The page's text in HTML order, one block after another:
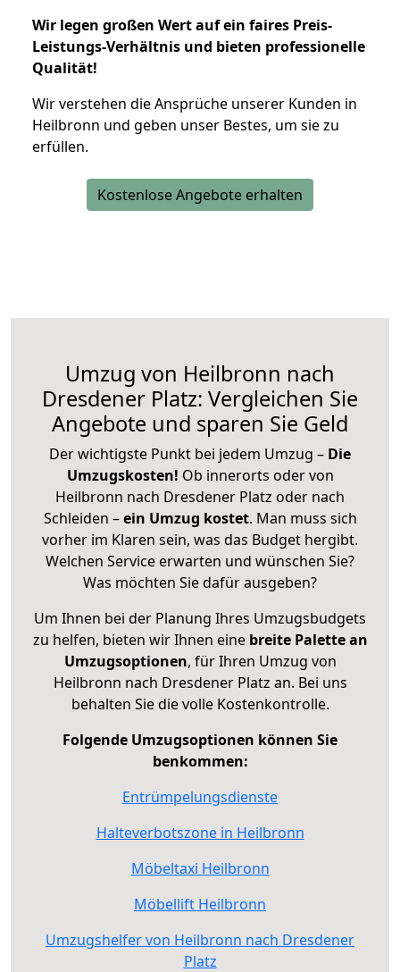
Wir legen großen Wert auf ein faires Preis-
Leistungs-Verhältnis und bieten professionelle
Qualität!
Wir verstehen die Ansprüche unserer Kunden in
Heilbronn und geben unser Bestes, um sie zu
erfüllen.
Kostenlose Angebote erhalten
Umzug von Heilbronn nach
Dresdener Platz: Vergleichen Sie
Angebote und sparen Sie Geld
Der wichtigste Punkt bei jedem Umzug – Die
Umzugskosten! Ob innerorts oder von
Heilbronn nach Dresdener Platz oder nach
Schleiden –ein Umzug kostet. Man muss sich
vorher im Klaren sein, was das Budget hergibt.
Welchen Service erwarten und wünschen Sie?
Was möchten Sie dafür ausgeben?
Um Ihnen bei der Planung Ihres Umzugsbudgets
zu helfen, bieten wir Ihnen eine breite Palette an
Umzugsoptionen, für Ihren Umzug von
Heilbronn nach Dresdener Platz an. Bei uns
behalten Sie die volle Kostenkontrolle.
Folgende Umzugsoptionen können Sie
benkommen:
Entrümpelungsdienste
Halteverbotszone in Heilbronn
Möbeltaxi Heilbronn
Möbellift Heilbronn
Umzugshelfer von Heilbronn nach Dresdener
Platz